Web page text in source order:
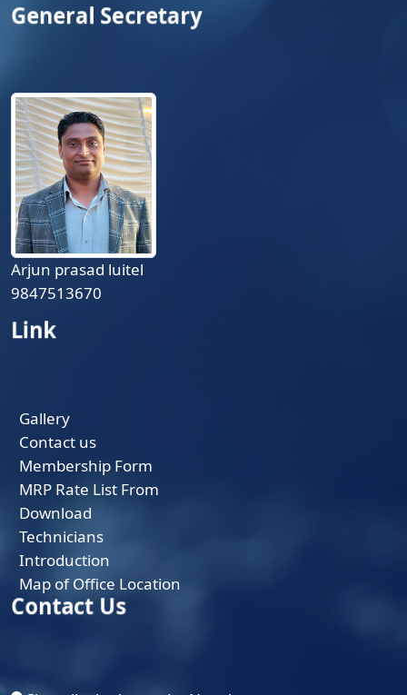
General Secretary
Arjun prasad luitel
9847513670
Link
Gallery
Contact us
Membership Form
MRP Rate List From
Download
Technicians
Introduction
Map of Office Location
Contact Us